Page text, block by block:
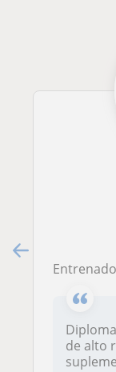
Entrenador personal ofrece
de alto